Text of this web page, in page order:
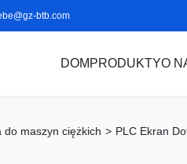
btb.com
DOM PRODUKTYO
do maszyn ciężkich > PLC Ekran